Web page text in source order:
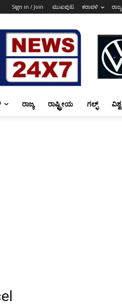
Sign in / Join ಮುಖಪುಟ ಕರಾವಳಿ ರಾಜ್ಯ
ರಾಜ್ಯ ರಾಷ್ಟ್ರೀಯ ಗಲ್ಫ್ ವಿಶ್ವ